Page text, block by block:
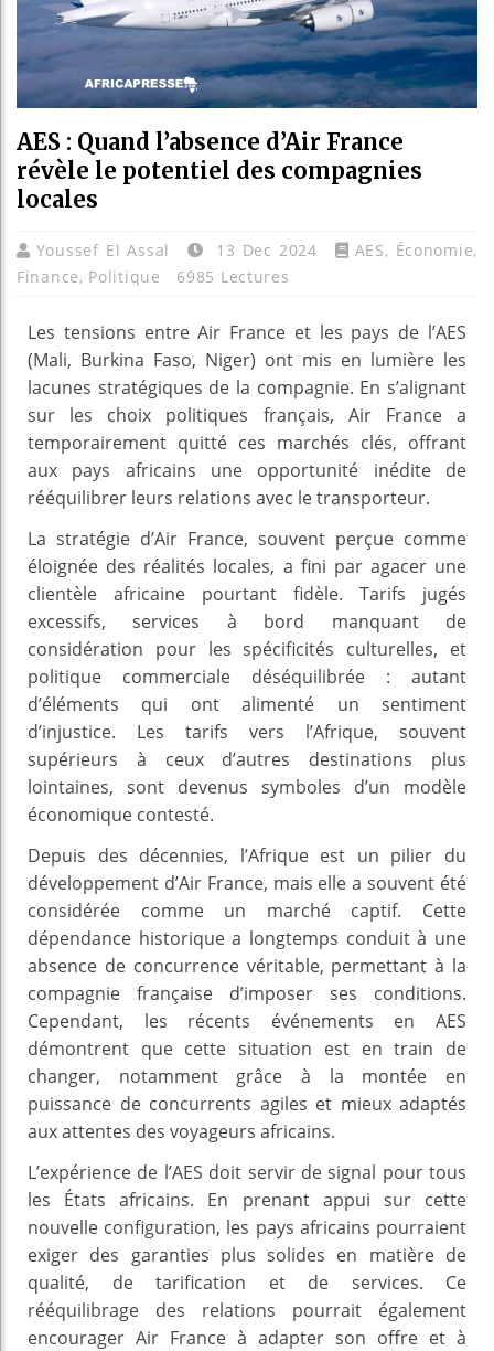
AES : Quand l’absence d’Air France
révèle le potentiel des compagnies
locales
Youssef El Assal 13 Dec 2024 AES, Économie,
Finance, Politique 6985 Lectures
Les tensions entre Air France et les pays de l’AES
(Mali, Burkina Faso, Niger) ont mis en lumière les
lacunes stratégiques de la compagnie. En s’alignant
sur les choix politiques français, Air France a
temporairement quitté ces marchés clés, offrant
aux pays africains une opportunité inédite de
rééquilibrer leurs relations avec le transporteur.
La stratégie d’Air France, souvent perçue comme
éloignée des réalités locales, a fini par agacer une
clientèle africaine pourtant fidèle. Tarifs jugés
excessifs, services à bord manquant de
considération pour les spécificités culturelles, et
politique commerciale déséquilibrée : autant
d’éléments qui ont alimenté un sentiment
d’injustice. Les tarifs vers l’Afrique, souvent
supérieurs à ceux d’autres destinations plus
lointaines, sont devenus symboles d’un modèle
économique contesté.
Depuis des décennies, l’Afrique est un pilier du
développement d’Air France, mais elle a souvent été
considérée comme un marché captif. Cette
dépendance historique a longtemps conduit à une
absence de concurrence véritable, permettant à la
compagnie française d’imposer ses conditions.
Cependant, les récents événements en AES
démontrent que cette situation est en train de
changer, notamment grâce à la montée en
puissance de concurrents agiles et mieux adaptés
aux attentes des voyageurs africains.
L’expérience de l’AES doit servir de signal pour tous
les États africains. En prenant appui sur cette
nouvelle configuration, les pays africains pourraient
exiger des garanties plus solides en matière de
qualité, de tarification et de services. Ce
rééquilibrage des relations pourrait également
encourager Air France à adapter son offre et à